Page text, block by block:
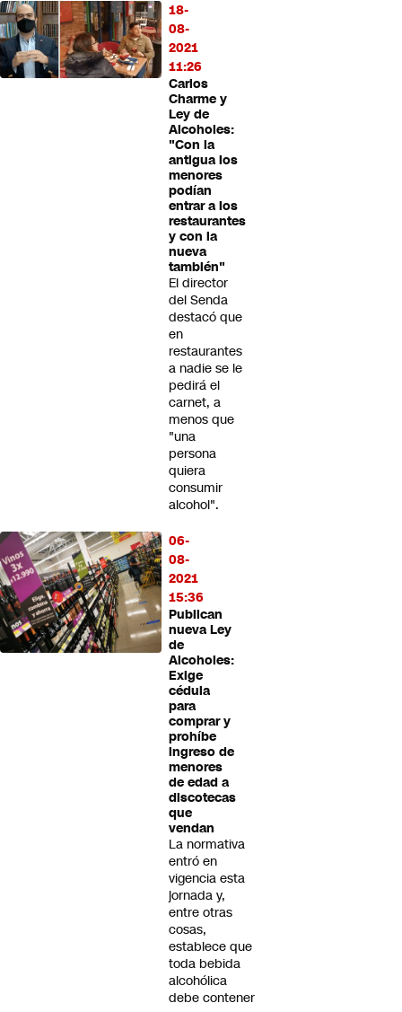
18-
08-
2021
11:26
Carlos
Charme y
Ley de
Alcoholes:
"Con la
antigua los
menores
podían
entrar a los
restaurantes
y con la
nueva
también"
El director
del Senda
destacó que
en
restaurantes
a nadie se le
pedirá el
carnet, a
menos que
"una
persona
quiera
consumir
alcohol".
06-
08-
2021
15:36
Publican
nueva Ley
de
Alcoholes:
Exige
cédula
para
comprar y
prohíbe
ingreso de
menores
de edad a
discotecas
que
vendan
La normativa
entró en
vigencia esta
jornada y,
entre otras
cosas,
establece que
toda bebida
alcohólica
debe contener